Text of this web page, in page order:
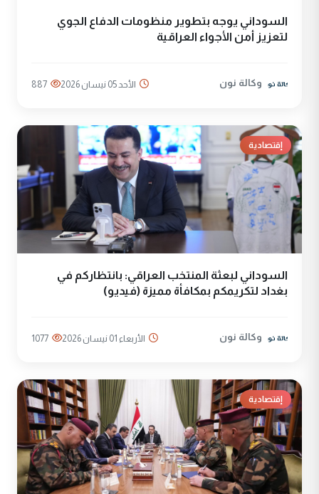
السوداني يوجه بتطوير منظومات الدفاع الجوي
لتعزيز أمن الأجواء العراقية
وكالة نون الأحد 05 نيسان 2026 887
إقتصادية
السوداني لبعثة المنتخب العراقي: بانتظاركم في
بغداد لتكريمكم بمكافأة مميزة (فيديو)
وكالة نون الأربعاء 01 نيسان 2026 1077
إقتصادية